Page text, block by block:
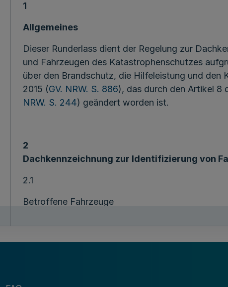
1
Allgemeines
Dieser Runderlass dient der Regelung zur
und Fahrzeugen des Katastrophenschutzes
über den Brandschutz, die Hilfeleistung und den
2015 (GV. NRW. S. 886), das durch den Artikel 8
NRW. S. 244) geändert worden ist.
2
Dachkennzeichnung zur Identifizierung von
2.1
Betroffene Fahrzeuge